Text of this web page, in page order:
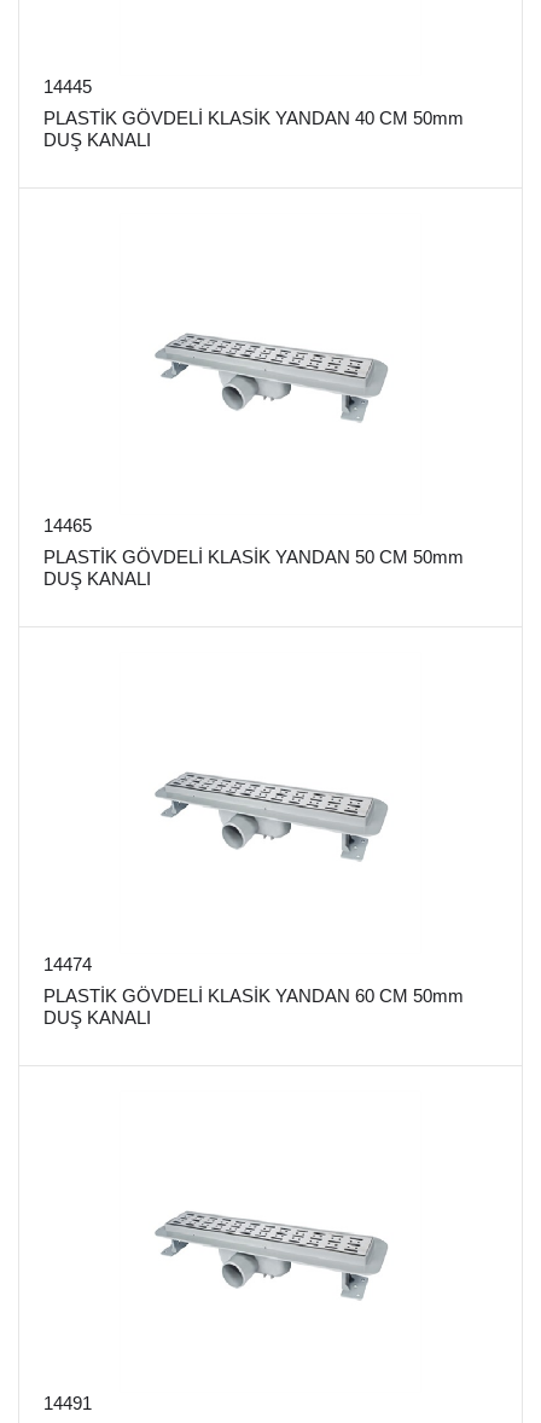
14445
PLASTİK GÖVDELİ KLASİK YANDAN 40 CM 50mm
DUŞ KANALI
14465
PLASTİK GÖVDELİ KLASİK YANDAN 50 CM 50mm
DUŞ KANALI
14474
PLASTİK GÖVDELİ KLASİK YANDAN 60 CM 50mm
DUŞ KANALI
14491